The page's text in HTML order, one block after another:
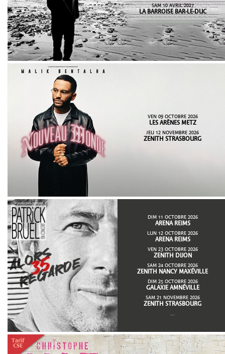
SAM 10 AVRIL 2027
LA BARROISE BAR-LE-DUC
VEN 09 OCTOBRE 2026
LES ARÈNES METZ
JEU 12 NOVEMBRE 2026
ZENITH STRASBOURG
DIM 11 OCTOBRE 2026
ARENA REIMS
LUN 12 OCTOBRE 2026
ARENA REIMS
VEN 23 OCTOBRE 2026
ZENITH DIJON
SAM 24 OCTOBRE 2026
ZENITH NANCY MAXÉVILLE
DIM 25 OCTOBRE 2026
GALAXIE AMNÉVILLE
SAM 21 NOVEMBRE 2026
ZENITH STRASBOURG